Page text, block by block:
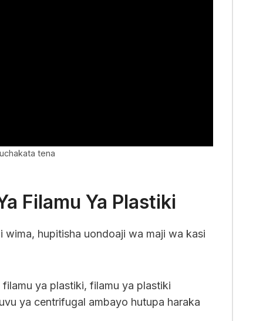
tena
Filamu Ya Plastiki
hupitisha uondoaji wa maji wa kasi
ya plastiki, filamu ya plastiki
ya centrifugal ambayo hutupa haraka